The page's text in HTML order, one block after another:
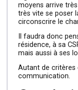
communication.
Quel